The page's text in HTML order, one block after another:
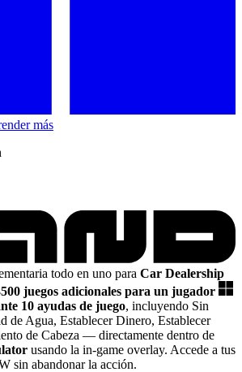
más
todo en uno para Car Dealership
juegos adicionales para un jugador
10 ayudas de juego, incluyendo Sin
de Agua, Establecer Dinero, Establecer
de Cabeza — directamente dentro de
usando la in-game overlay. Accede a tus
sin abandonar la acción.